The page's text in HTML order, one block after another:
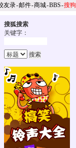
友录-邮件-商城-BBS-搜狗
搜狐搜索
关键字：